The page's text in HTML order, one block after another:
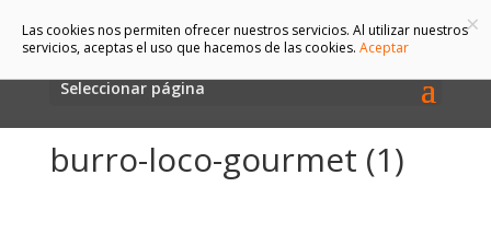
Seleccionar página
burro-loco-gourmet (1)
×
Las cookies nos permiten ofrecer nuestros servicios. Al utilizar nuestros
servicios, aceptas el uso que hacemos de las cookies. Aceptar